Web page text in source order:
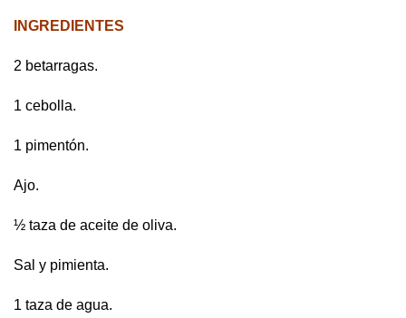
INGREDIENTES
2 betarragas.
1 cebolla.
1 pimentón.
Ajo.
½ taza de aceite de oliva.
Sal y pimienta.
1 taza de agua.